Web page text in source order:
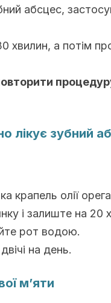
абсцес,
хвилин, а потім
лікує зубний
крапель олії
і залиште на 20
рот водою.
на день.
м’яти